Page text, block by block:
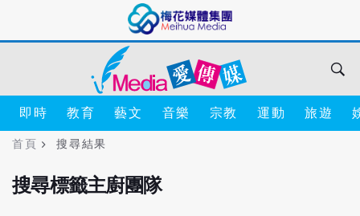
即時 教育 藝文 音樂 宗教 運動 旅遊
首頁 搜尋結果
搜尋標籤主廚團隊